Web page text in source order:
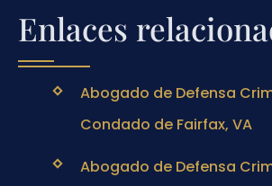
Enlaces
Abogado de Defensa
Condado de Fairfax, VA
Abogado de Defensa